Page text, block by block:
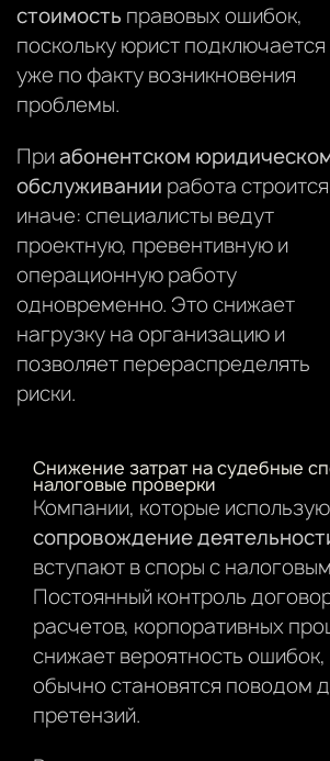
стоимость правовых ошибок,
поскольку юрист подключается
уже по факту возникновения
проблемы.
Приабонентском
обслуживании работа строится
иначе: специалисты ведут
проектную, превентивную и
операционную работу
одновременно. Это снижает
нагрузку на организацию и
позволяет перераспределять
риски.
Снижение затрат на судебные
налоговые проверки
Компании, которые
сопровождение
вступают в споры с
Постоянный контроль
расчетов, корпоративных
снижает вероятность
обычно становятся поводом
претензий.